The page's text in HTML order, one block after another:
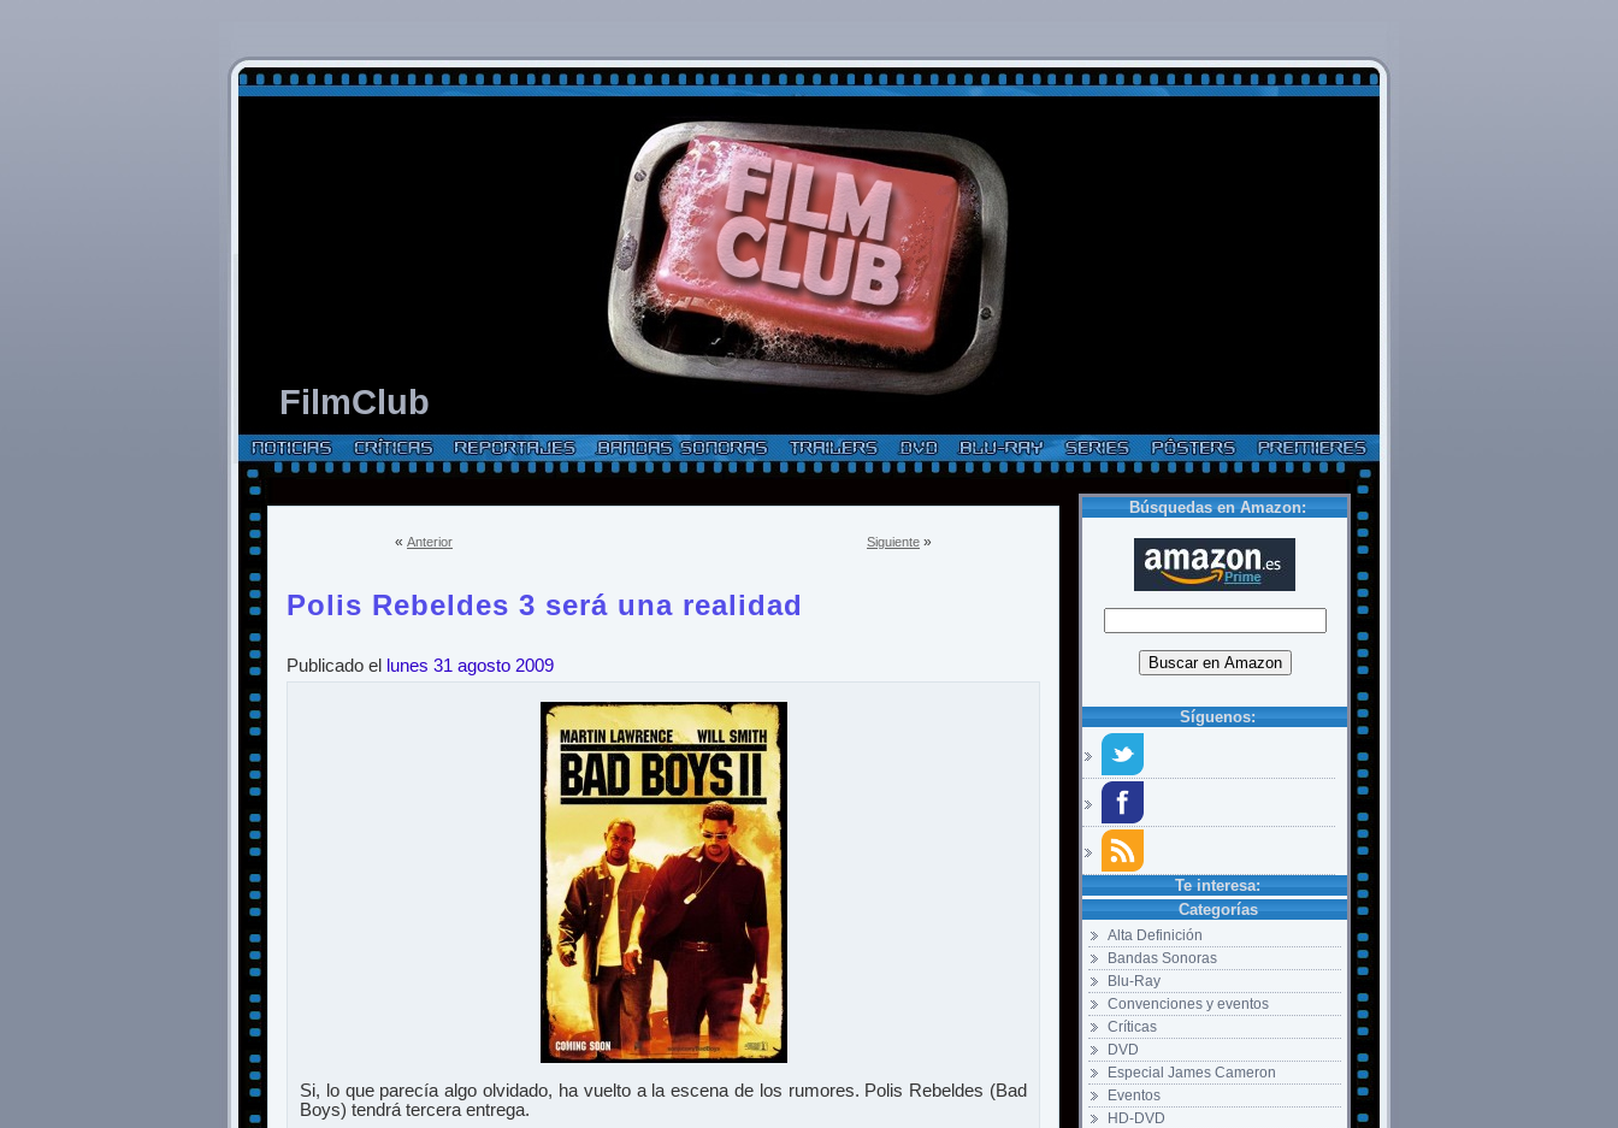
FilmClub
Búsquedas en Amazon:
Síguenos:
Te interesa:
Categorías
Alta Definición
Bandas Sonoras
Blu-Ray
Convenciones y eventos
Críticas
DVD
Especial James Cameron
Eventos
HD-DVD
Siguiente »
« Anterior
Polis Rebeldes 3 será una realidad
Publicado el lunes 31 agosto 2009
Si, lo que parecía algo olvidado, ha vuelto a la escena de los rumores. Polis Rebeldes (Bad
Boys) tendrá tercera entrega.